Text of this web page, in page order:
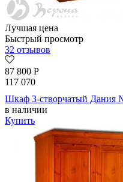
Лучшая цена
Быстрый просмотр
32 отзывов
87 800 Р
117 070
Шкаф 3-створчатый Дания
в наличии
Купить